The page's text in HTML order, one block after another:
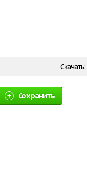
Скачать:
Сохранить